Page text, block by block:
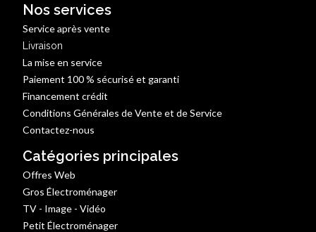
Nos services
Service après vente
Livraison
La mise en service
Paiement 100 % sécurisé et garanti
Financement crédit
Conditions Générales de Vente et de Service
Contactez-nous
Catégories principales
Offres Web
Gros Électroménager
TV - Image - Vidéo
Petit Électroménager